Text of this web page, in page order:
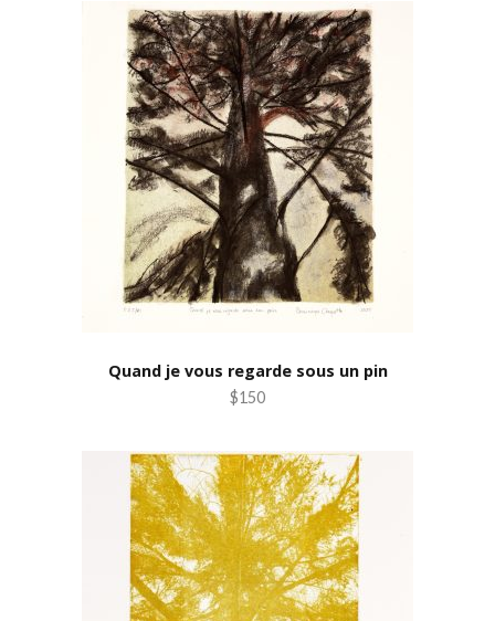
Quand je vous regarde sous un pin
$150